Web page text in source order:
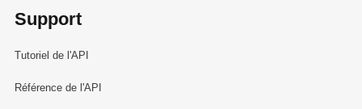
Support
Tutoriel de l'API
Référence de l'API